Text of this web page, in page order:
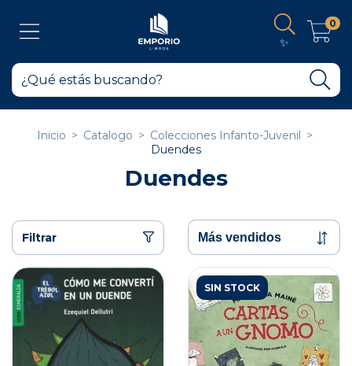
✨
0
Inicio > Catalogo > Colecciones Infanto-Juvenil >
Duendes
Duendes
Filtrar
SIN STOCK